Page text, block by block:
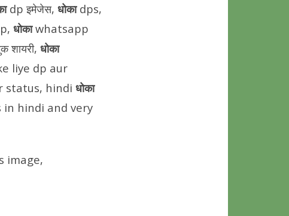
dp इमेजेस, धोका dps,
धोकाwhatsapp
शायरी, धोका
ke liye dp aur
status, hindi धोका
in hindi and very
image,